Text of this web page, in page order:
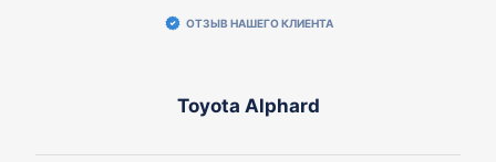
ОТЗЫВ НАШЕГО КЛИЕНТА
Toyota Alphard